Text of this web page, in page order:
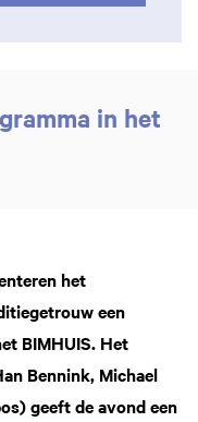
in het
het
een
BIMHUIS. Het
Bennink, Michael
geeft de avond een